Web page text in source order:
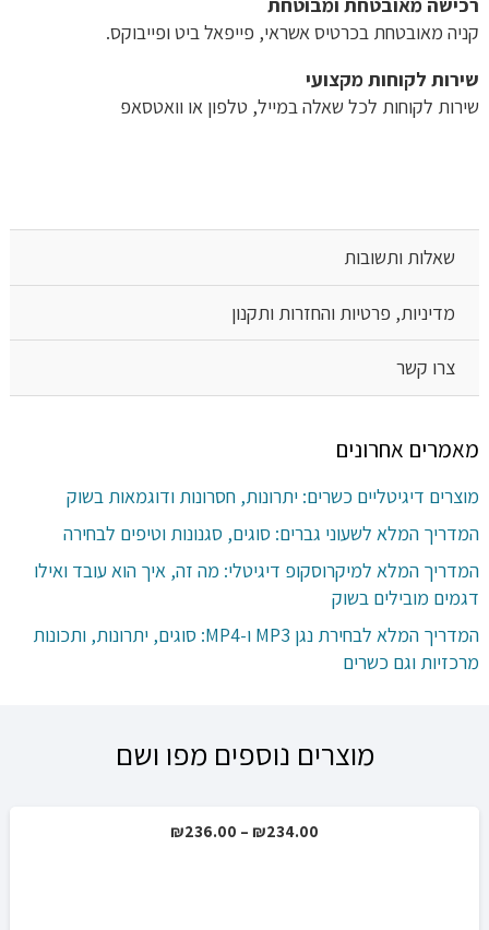
רכישה​ ​מאובטחת ומבוטחת
קניה מאובטחת בכרטיס אשראי, פייפאל ביט ופייבוקס.
שירות לקוחות מקצועי
שירות לקוחות לכל שאלה במייל, טלפון או וואטסאפ
שאלות ותשובות
מדיניות, פרטיות והחזרות ותקנון
צרו קשר
מאמרים אחרונים
מוצרים דיגיטליים כשרים: יתרונות, חסרונות ודוגמאות בשוק
המדריך המלא לשעוני גברים: סוגים, סגנונות וטיפים לבחירה
המדריך המלא למיקרוסקופ דיגיטלי: מה זה, איך הוא עובד ואילו
דגמים מובילים בשוק
המדריך המלא לבחירת נגן MP3 ו-MP4: סוגים, יתרונות, ותכונות
מרכזיות וגם כשרים
מוצרים נוספים מפו ושם
₪234.00
–
₪236.00